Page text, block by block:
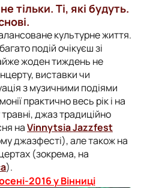
тільки. Ті, які будуть.
культурне життя.
подій очікуєш зі
жоден тиждень не
виставки чи
з музичними подіями
практично весь рік і на
джаз традиційно
наVinnytsia Jazzfest
джазфесті), але також на
(зокрема, на
).
2016 у Вінниці